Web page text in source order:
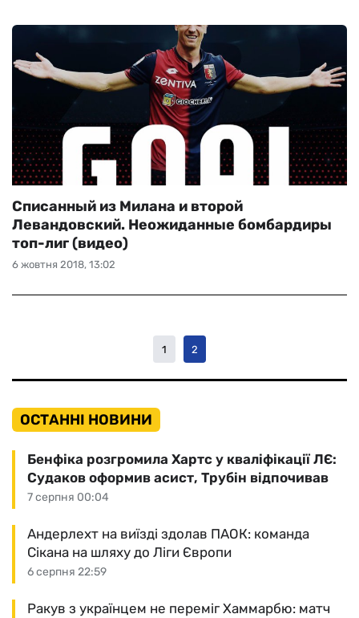
6 жовтня 2018, 13:02
Списанный из Милана и второй
Левандовский. Неожиданные бомбардиры
топ-лиг (видео)
1 2
ОСТАННІ НОВИНИ
7 серпня 00:04
Бенфіка розгромила Хартс у кваліфікації ЛЄ:
Судаков оформив асист, Трубін відпочивав
6 серпня 22:59
Андерлехт на виїзді здолав ПАОК: команда
Сікана на шляху до Ліги Європи
Ракув з українцем не переміг Хаммарбю: матч